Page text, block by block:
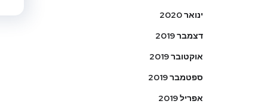
ינואר 2020
דצמבר 2019
אוקטובר 2019
ספטמבר 2019
אפריל 2019